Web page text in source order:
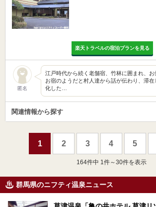
楽天トラベルの宿泊プランを見る
匿名
江戸時代から続く老舗宿、竹林に囲まれ、
お宿のようだと村人達から話が伝わり、滞
化した…
関連情報から探す
1 2 3 4 5
164件中 1件～30件を表示
群馬県のニフティ温泉ニュース